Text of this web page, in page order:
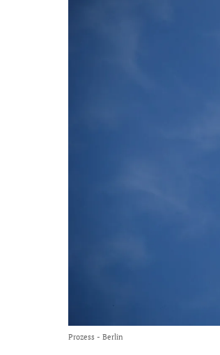
Prozess - Berlin